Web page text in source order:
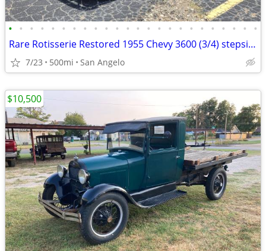
• • • • • • • • • • • • • • • • • • • • • • • •
Rare Rotisserie Restored 1955 Chevy 3600 (3/4) stepside pick up
7/23 500mi San Angelo
$10,500